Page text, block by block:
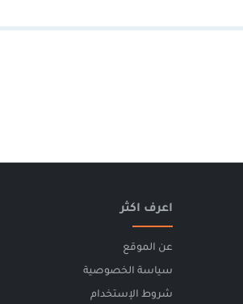
اعرف اكثر
عن الموقع
سياسة الخصوصية
شروط الإستخدام